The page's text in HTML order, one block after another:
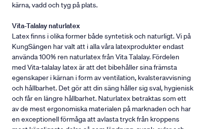
kärna, vadd och tyg på plats.
Vita-Talalay naturlatex
Latex finns i olika former både syntetisk och naturligt. Vi på
KungSängen har valt att i alla våra latexprodukter endast
använda 100% ren naturlatex från Vita Talalay. Fördelen
med Vita-talalay latex är att det bibehåller sina främsta
egenskaper i kärnan i form av ventilation, kvalsteravvisning
och hållbarhet. Det gör att din säng håller sig sval, hygienisk
och får en längre hållbarhet. Naturlatex betraktas som ett
av de mest ergonomiska materialen på marknaden och har
en exceptionell förmåga att avlasta tryck från kroppens